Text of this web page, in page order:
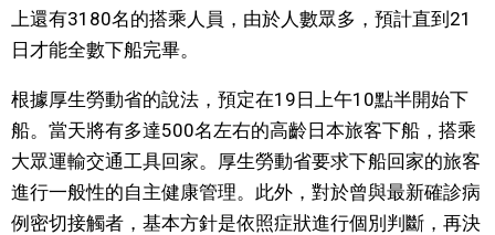
臺灣香港
人物訪談
日本入門
official SNS
上還有3180名的搭乘人員，由於人數眾多，預計直到21
日才能全數下船完畢。
根據厚生勞動省的說法，預定在19日上午10點半開始下
船。當天將有多達500名左右的高齡日本旅客下船，搭乘
大眾運輸交通工具回家。厚生勞動省要求下船回家的旅客
進行一般性的自主健康管理。此外，對於曾與最新確診病
例密切接觸者，基本方針是依照症狀進行個別判斷，再決